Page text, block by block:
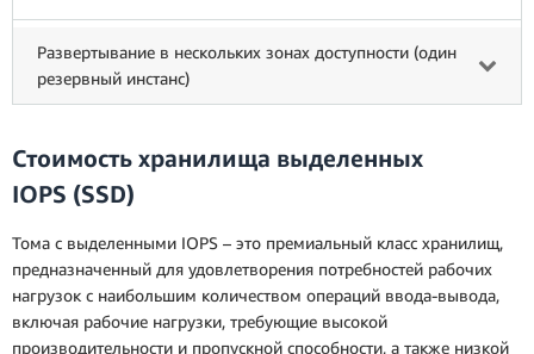
Развертывание в нескольких зонах доступности (один
резервный инстанс)
Стоимость хранилища выделенных
IOPS (SSD)
Тома с выделенными IOPS – это премиальный класс хранилищ,
предназначенный для удовлетворения потребностей рабочих
нагрузок с наибольшим количеством операций ввода-вывода,
включая рабочие нагрузки, требующие высокой
производительности и пропускной способности, а также низкой